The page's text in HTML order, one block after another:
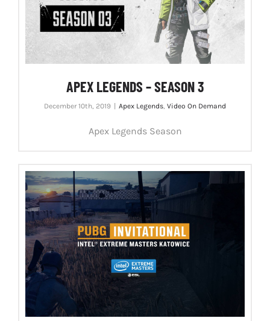
APEX LEGENDS – SEASON 3
December 10th, 2019 | Apex Legends Video On Demand
Apex Legends Season